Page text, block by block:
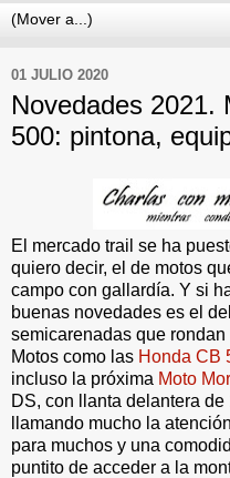
01 JULIO 2020
Novedades 2021.
500: pintona,
El mercado trail se ha
quiero decir, el de motos
campo con gallardía. Y si
buenas novedades es el
semicarenadas que
Motos como las Honda CB
incluso la próxima Moto
DS, con llanta delantera
llamando mucho la
para muchos y una
puntito de acceder a la